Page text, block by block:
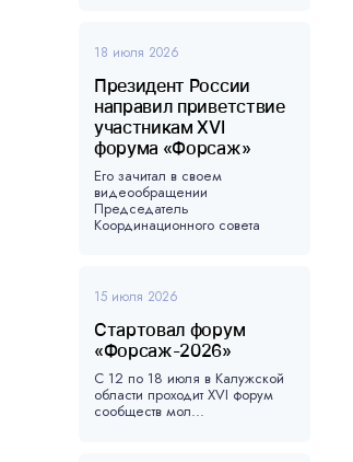
18 июля 2026
Президент России
направил приветствие
участникам XVI
форума «Форсаж»
Его зачитал в своем
видеообращении
Председатель
Координационного совета
15 июля 2026
Стартовал форум
«Форсаж-2026»
С 12 по 18 июля в Калужской
области проходит XVI форум
сообществ мол...